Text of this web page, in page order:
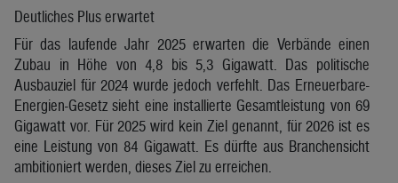
Deutliches Plus erwartet
Für das laufende Jahr 2025 erwarten die Verbände einen
Zubau in Höhe von 4,8 bis 5,3 Gigawatt. Das politische
Ausbauziel für 2024 wurde jedoch verfehlt. Das Erneuerbare-
Energien-Gesetz sieht eine installierte Gesamtleistung von 69
Gigawatt vor. Für 2025 wird kein Ziel genannt, für 2026 ist es
eine Leistung von 84 Gigawatt. Es dürfte aus Branchensicht
ambitioniert werden, dieses Ziel zu erreichen.